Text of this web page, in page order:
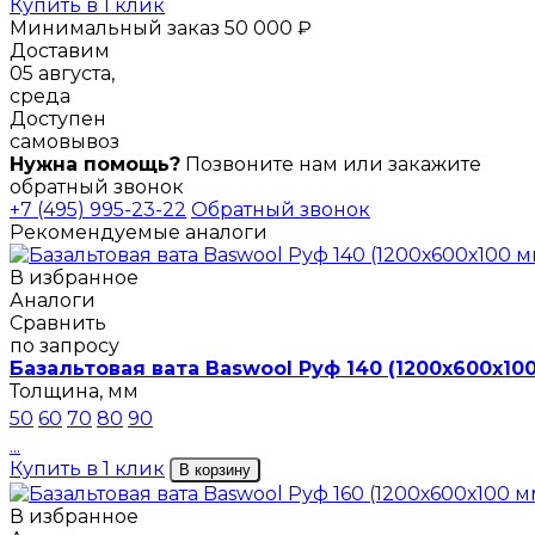
Купить в 1 клик
Минимальный заказ 50 000 ₽
Доставим
05 августа,
среда
Доступен
самовывоз
Нужна помощь? Позвоните нам или закажите
обратный звонок
+7 (495) 995-23-22 Обратный звонок
Рекомендуемые аналоги
В избранное
Аналоги
Сравнить
по запросу
Базальтовая вата Baswool Руф 140
Толщина, мм
50 60 70 80 90
...
Купить в 1 клик
В корзину
В избранное